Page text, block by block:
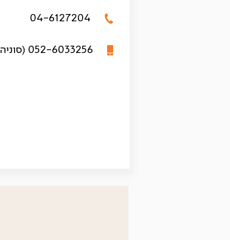
04-6127204
052-6033256 (סוניה)